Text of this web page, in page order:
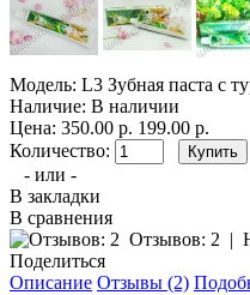
Модель: L3 Зубная паста с
Наличие: В наличии
Цена: 350.00 р. 199.00 р.
Количество:
- или -
В закладки
В сравнения
Отзывов: 2 |
Поделиться
Описание Отзывы (2)